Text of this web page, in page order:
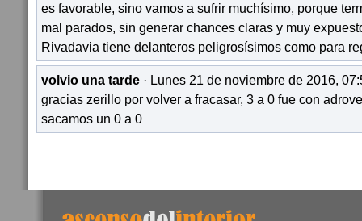
es favorable, sino vamos a sufrir muchísimo, porque
mal parados, sin generar chances claras y muy
Rivadavia tiene delanteros peligrosísimos como para
volvio una tarde · Lunes 21 de noviembre de 2016,
gracias zerillo por volver a fracasar, 3 a 0 fue con
sacamos un 0 a 0